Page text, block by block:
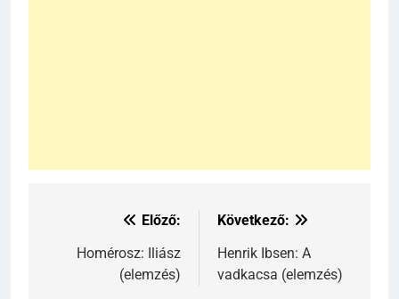
Bejegyzés
navigáció
Előző:
Homérosz: Iliász
(elemzés)
Következő:
Henrik Ibsen: A
vadkacsa (elemzés)
242
KIK VOLTAK?